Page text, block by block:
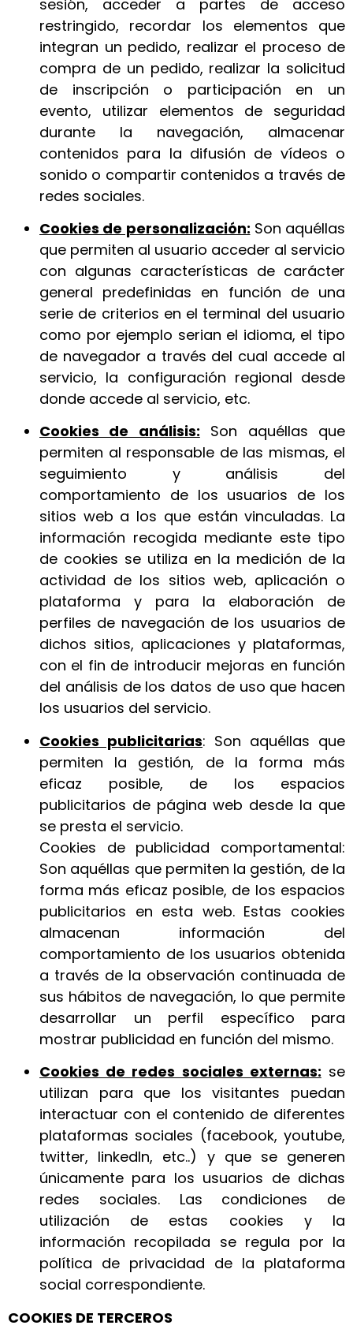
sesión, acceder a partes de acceso
restringido, recordar los elementos que
integran un pedido, realizar el proceso de
compra de un pedido, realizar la solicitud
de inscripción o participación en un
evento, utilizar elementos de seguridad
durante la navegación, almacenar
contenidos para la difusión de vídeos o
sonido o compartir contenidos a través de
redes sociales.
Cookies de personalización: Son aquéllas
que permiten al usuario acceder al servicio
con algunas características de carácter
general predefinidas en función de una
serie de criterios en el terminal del usuario
como por ejemplo serian el idioma, el tipo
de navegador a través del cual accede al
servicio, la configuración regional desde
donde accede al servicio, etc.
Cookies de análisis: Son aquéllas que
permiten al responsable de las mismas, el
seguimiento y análisis del
comportamiento de los usuarios de los
sitios web a los que están vinculadas. La
información recogida mediante este tipo
de cookies se utiliza en la medición de la
actividad de los sitios web, aplicación o
plataforma y para la elaboración de
perfiles de navegación de los usuarios de
dichos sitios, aplicaciones y plataformas,
con el fin de introducir mejoras en función
del análisis de los datos de uso que hacen
los usuarios del servicio.
Cookies publicitarias: Son aquéllas que
permiten la gestión, de la forma más
eficaz posible, de los espacios
publicitarios de página web desde la que
se presta el servicio.
Cookies de publicidad comportamental:
Son aquéllas que permiten la gestión, de la
forma más eficaz posible, de los espacios
publicitarios en esta web. Estas cookies
almacenan información del
comportamiento de los usuarios obtenida
a través de la observación continuada de
sus hábitos de navegación, lo que permite
desarrollar un perfil específico para
mostrar publicidad en función del mismo.
Cookies de redes sociales externas: se
utilizan para que los visitantes puedan
interactuar con el contenido de diferentes
plataformas sociales (facebook, youtube,
twitter, linkedIn, etc..) y que se generen
únicamente para los usuarios de dichas
redes sociales. Las condiciones de
utilización de estas cookies y la
información recopilada se regula por la
política de privacidad de la plataforma
social correspondiente.
COOKIES DE TERCEROS